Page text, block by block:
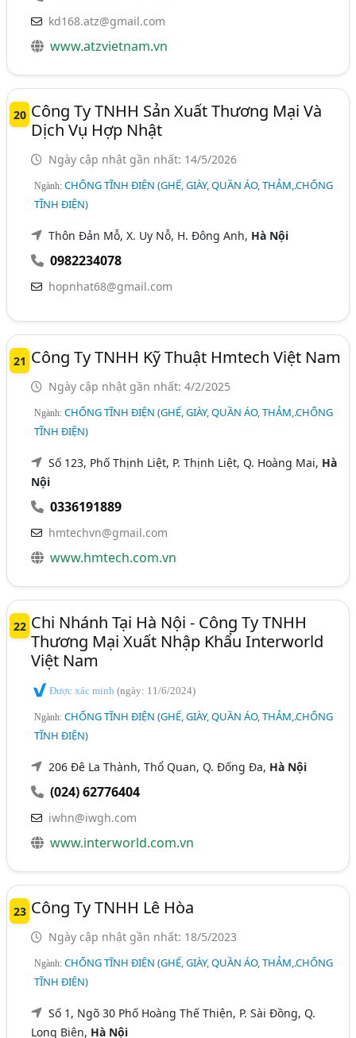
kd168.atz@gmail.com
www.atzvietnam.vn
20 Công Ty TNHH Sản Xuất Thương Mại Và
Dịch Vụ Hợp Nhật
Ngày cập nhật gần nhất: 14/5/2026
Ngành:CHỐNG TĨNH ĐIỆN (GHẾ, GIÀY, QUẦN ÁO, THẢM,.CHỐNG
TĨNH ĐIỆN)
Thôn Đản Mỗ, X. Uy Nỗ, H. Đông Anh, Hà Nội
0982234078
hopnhat68@gmail.com
21 Công Ty TNHH Kỹ Thuật Hmtech Việt Nam
Ngày cập nhật gần nhất: 4/2/2025
Ngành:CHỐNG TĨNH ĐIỆN (GHẾ, GIÀY, QUẦN ÁO, THẢM,.CHỐNG
TĨNH ĐIỆN)
Số 123, Phố Thịnh Liệt, P. Thịnh Liệt, Q. Hoàng Mai, Hà
Nội
0336191889
hmtechvn@gmail.com
www.hmtech.com.vn
22 Chi Nhánh Tại Hà Nội - Công Ty TNHH
Thương Mại Xuất Nhập Khẩu Interworld
Việt Nam
Được xác minh(ngày: 11/6/2024)
Ngành:CHỐNG TĨNH ĐIỆN (GHẾ, GIÀY, QUẦN ÁO, THẢM,.CHỐNG
TĨNH ĐIỆN)
206 Đê La Thành, Thổ Quan, Q. Đống Đa, Hà Nội
(024) 62776404
iwhn@iwgh.com
www.interworld.com.vn
23 Công Ty TNHH Lê Hòa
Ngày cập nhật gần nhất: 18/5/2023
Ngành:CHỐNG TĨNH ĐIỆN (GHẾ, GIÀY, QUẦN ÁO, THẢM,.CHỐNG
TĨNH ĐIỆN)
Số 1, Ngõ 30 Phố Hoàng Thế Thiện, P. Sài Đồng, Q.
Long Biên, Hà Nội